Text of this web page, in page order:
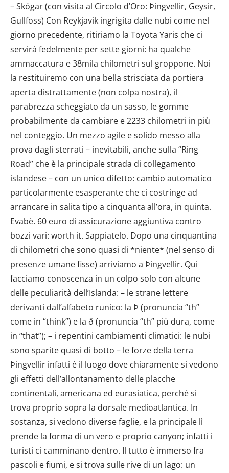
– Skógar (con visita al Circolo d’Oro: Þingvellir, Geysir,
Gullfoss) Con Reykjavik ingrigita dalle nubi come nel
giorno precedente, ritiriamo la Toyota Yaris che ci
servirà fedelmente per sette giorni: ha qualche
ammaccatura e 38mila chilometri sul groppone. Noi
la restituiremo con una bella strisciata da portiera
aperta distrattamente (non colpa nostra), il
parabrezza scheggiato da un sasso, le gomme
probabilmente da cambiare e 2233 chilometri in più
nel conteggio. Un mezzo agile e solido messo alla
prova dagli sterrati – inevitabili, anche sulla “Ring
Road” che è la principale strada di collegamento
islandese – con un unico difetto: cambio automatico
particolarmente esasperante che ci costringe ad
arrancare in salita tipo a cinquanta all’ora, in quinta.
Evabè. 60 euro di assicurazione aggiuntiva contro
bozzi vari: worth it. Sappiatelo. Dopo una cinquantina
di chilometri che sono quasi di *niente* (nel senso di
presenze umane fisse) arriviamo a Þingvellir. Qui
facciamo conoscenza in un colpo solo con alcune
delle peculiarità dell’Islanda: – le strane lettere
derivanti dall’alfabeto runico: la Þ (pronuncia “th”
come in “think”) e la ð (pronuncia “th” più dura, come
in “that”); – i repentini cambiamenti climatici: le nubi
sono sparite quasi di botto – le forze della terra
Þingvellir infatti è il luogo dove chiaramente si vedono
gli effetti dell’allontanamento delle placche
continentali, americana ed eurasiatica, perché si
trova proprio sopra la dorsale medioatlantica. In
sostanza, si vedono diverse faglie, e la principale lì
prende la forma di un vero e proprio canyon; infatti i
turisti ci camminano dentro. Il tutto è immerso fra
pascoli e fiumi, e si trova sulle rive di un lago: un